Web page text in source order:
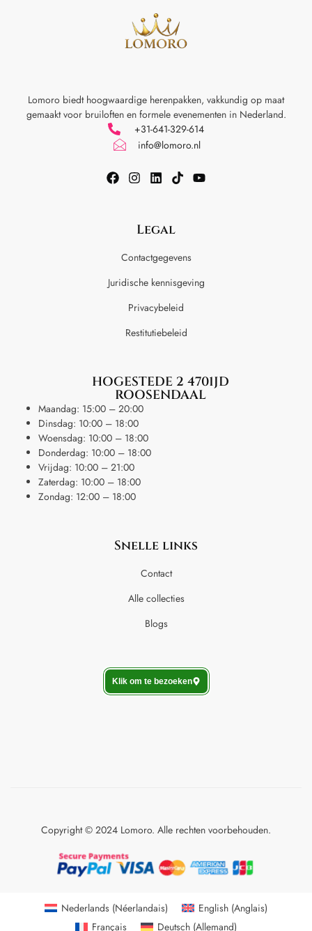
Lomoro biedt hoogwaardige herenpakken, vakkundig op maat
gemaakt voor bruiloften en formele evenementen in Nederland.
+31-641-329-614
info@lomoro.nl
Legal
Contactgegevens
Juridische kennisgeving
Privacybeleid
Restitutiebeleid
HOGESTEDE 2 4701JD
ROOSENDAAL
Maandag: 15:00 – 20:00
Dinsdag: 10:00 – 18:00
Woensdag: 10:00 – 18:00
Donderdag: 10:00 – 18:00
Vrijdag: 10:00 – 21:00
Zaterdag: 10:00 – 18:00
Zondag: 12:00 – 18:00
Snelle links
Contact
Alle collecties
Blogs
Klik om te bezoeken
Copyright © 2024 Lomoro. Alle rechten voorbehouden.
Nederlands (Néerlandais) English(Anglais)
Français
Deutsch(Allemand)